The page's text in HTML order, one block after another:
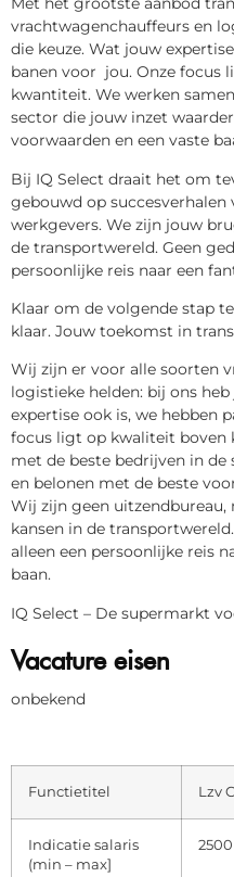
vrachtwagenchauffeurs en
die keuze. Wat jouw
banen voor jou. Onze focus
kwantiteit. We werken
sector die jouw inzet
voorwaarden en een vaste
Bij IQ Select draait het om
gebouwd op succesverhalen
werkgevers. We zijn jouw
de transportwereld. Geen
persoonlijke reis naar een
Klaar om de volgende stap
klaar. Jouw toekomst in
Wij zijn er voor alle soorten
logistieke helden: bij ons
expertise ook is, we hebben
focus ligt op kwaliteit boven
met de beste bedrijven in
en belonen met de beste
Wij zijn geen
kansen in de
alleen een persoonlijke reis
baan.
IQ Select – De supermarkt
Vacature eisen
onbekend
Functietitel Lzv
Indicatie salaris
(min – max]